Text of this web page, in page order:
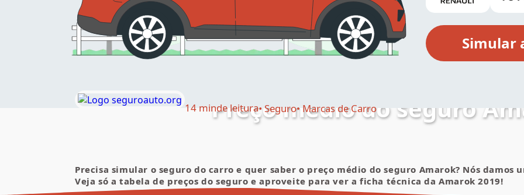
Preço médio do seguro
14 minde leitura Seguro Marcas de Carro
Precisa simular o seguro do carro e quer saber o preço médio do seguro Amarok? Nós damos
Veja só a tabela de preços do seguro e aproveite para ver a ficha técnica da Amarok 2019!